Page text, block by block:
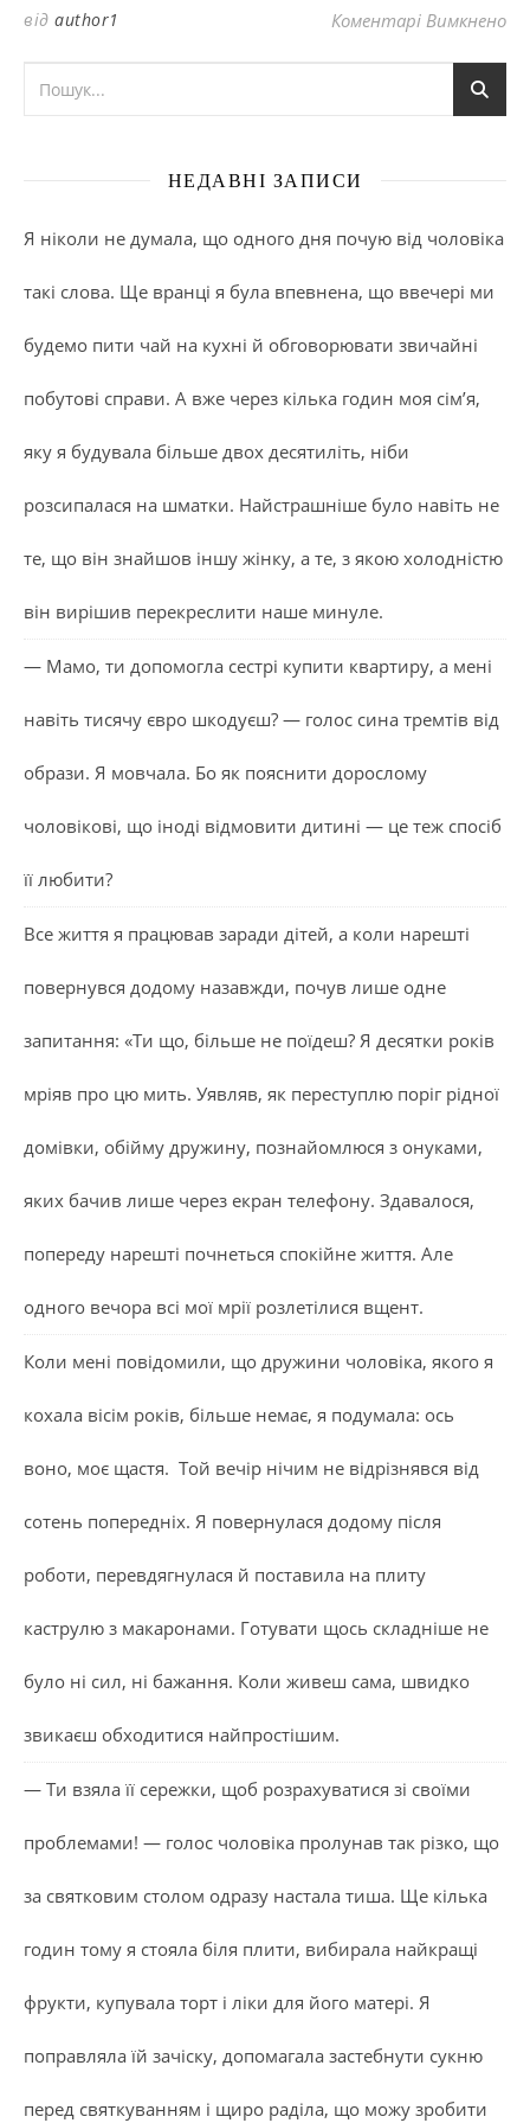
від author1 Коментарі Вимкненодо
НЕДАВНІ ЗАПИСИ
Я ніколи не думала, що одного дня почую від чоловіка
такі слова. Ще вранці я була впевнена, що ввечері ми
будемо пити чай на кухні й обговорювати звичайні
побутові справи. А вже через кілька годин моя сім’я,
яку я будувала більше двох десятиліть, ніби
розсипалася на шматки. Найстрашніше було навіть не
те, що він знайшов іншу жінку, а те, з якою холодністю
він вирішив перекреслити наше минуле.
— Мамо, ти допомогла сестрі купити квартиру, а мені
навіть тисячу євро шкодуєш? — голос сина тремтів від
образи. Я мовчала. Бо як пояснити дорослому
чоловікові, що іноді відмовити дитині — це теж спосіб
її любити?
Все життя я працював заради дітей, а коли нарешті
повернувся додому назавжди, почув лише одне
запитання: «Ти що, більше не поїдеш? Я десятки років
мріяв про цю мить. Уявляв, як переступлю поріг рідної
домівки, обійму дружину, познайомлюся з онуками,
яких бачив лише через екран телефону. Здавалося,
попереду нарешті почнеться спокійне життя. Але
одного вечора всі мої мрії розлетілися вщент.
Коли мені повідомили, що дружини чоловіка, якого я
кохала вісім років, більше немає, я подумала: ось
воно, моє щастя. Той вечір нічим не відрізнявся від
сотень попередніх. Я повернулася додому після
роботи, перевдягнулася й поставила на плиту
каструлю з макаронами. Готувати щось складніше не
було ні сил, ні бажання. Коли живеш сама, швидко
звикаєш обходитися найпростішим.
— Ти взяла її сережки, щоб розрахуватися зі своїми
проблемами! — голос чоловіка пролунав так різко, що
за святковим столом одразу настала тиша. Ще кілька
годин тому я стояла біля плити, вибирала найкращі
фрукти, купувала торт і ліки для його матері. Я
поправляла їй зачіску, допомагала застебнути сукню
перед святкуванням і щиро раділа, що можу зробити